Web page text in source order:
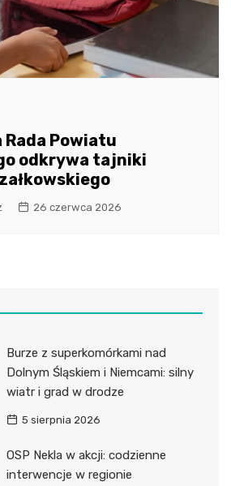
Rada Powiatu
odkrywa tajniki
26 czerwca 2026
Burze z superkomórkami nad
Dolnym Śląskiem i Niemcami: silny
wiatr i grad w drodze
5 sierpnia 2026
OSP Nekla w akcji: codzienne
interwencje w regionie